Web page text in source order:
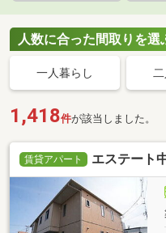
人数に合った間取りを選
一人暮らし
1,418件が該当しました。
賃貸アパート エステート